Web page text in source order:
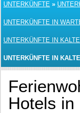
UNTERKÜNFTE »
UNTERKÜNFTE IN
UNTERKÜNFTE IN
UNTERKÜNFTE IN
Hotels in